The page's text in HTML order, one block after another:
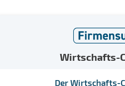
Wirtschafts-
Der Wirtschafts-